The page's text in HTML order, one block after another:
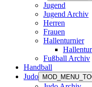
Jugend
Jugend Archiv
Herren
Frauen
Hallenturnier
Fußball Archiv
Handball
Judo